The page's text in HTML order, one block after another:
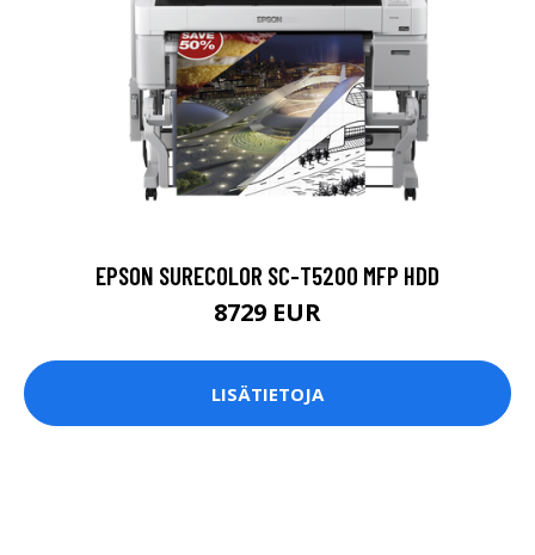
EPSON SURECOLOR SC-T5200 MFP HDD
8729 EUR
LISÄTIETOJA